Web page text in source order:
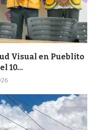
Visual en Pueblito
10...